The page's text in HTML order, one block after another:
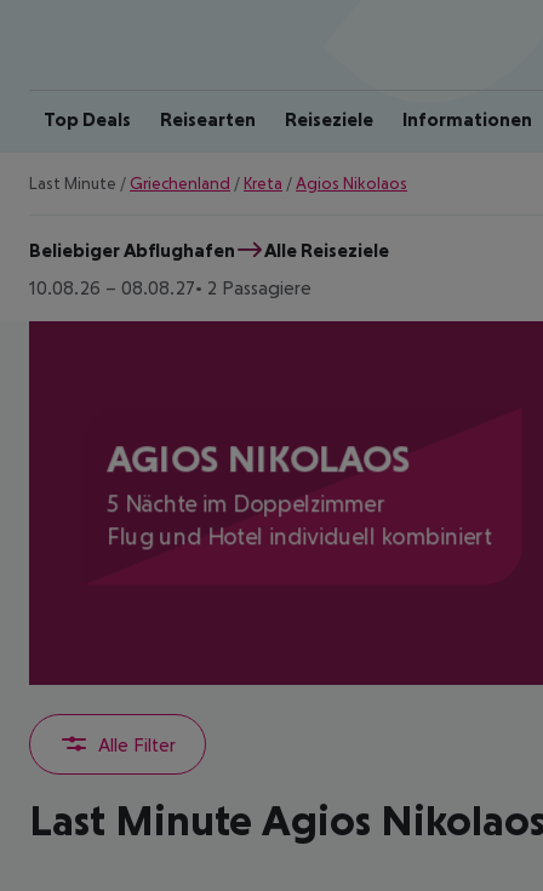
Top Deals Reisearten Reiseziele Informationen
Last Minute / Griechenland / Kreta /Agios Nikolaos
Beliebiger Abflughafen
Alle Reiseziele
10.08.26 – 08.08.27 2 Passagiere
AGIOS NIKOLAOS
5 Nächte im Doppelzimmer
Flug und Hotel individuell kombiniert
Alle Filter
Last Minute Agios